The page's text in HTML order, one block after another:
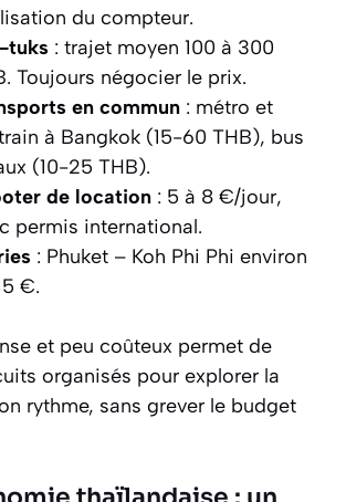
du compteur.
tuks : trajet moyen 100 à 300
Toujours négocier le prix.
en commun : métro et
à Bangkok (15-60 THB), bus
(10-25 THB).
de location : 5 à 8 €/jour,
permis international.
: Phuket – Koh Phi Phi environ
€.
et peu coûteux permet de
organisés pour explorer la
rythme, sans grever le budget